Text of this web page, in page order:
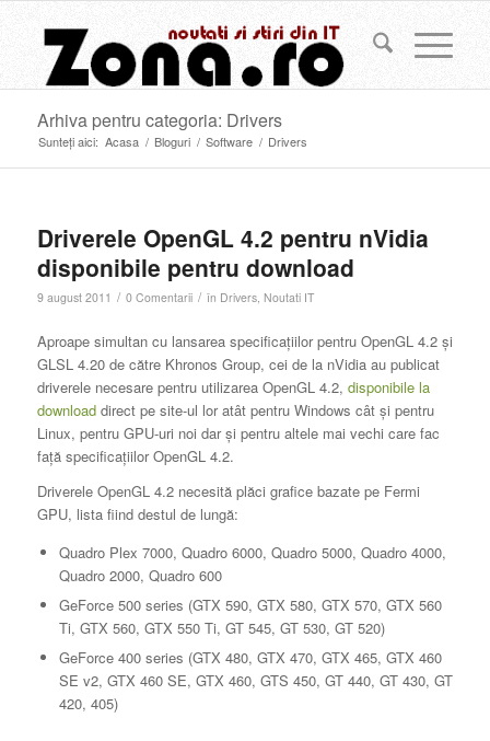
Arhiva pentru categoria: Drivers
Sunteți aici: Acasa / Bloguri / Software / Drivers
Driverele OpenGL 4.2 pentru nVidia
disponibile pentru download
9 august 2011 / 0 Comentarii / în Drivers, Noutati IT
Aproape simultan cu lansarea specificaţiilor pentru OpenGL 4.2 şi
GLSL 4.20 de către Khronos Group, cei de la nVidia au publicat
driverele necesare pentru utilizarea OpenGL 4.2, disponibile la
downloaddirect pe site-ul lor atât pentru Windows cât şi pentru
Linux, pentru GPU-uri noi dar şi pentru altele mai vechi care fac
faţă specificaţiilor OpenGL 4.2.
Driverele OpenGL 4.2 necesită plăci grafice bazate pe Fermi
GPU, lista fiind destul de lungă:
Quadro Plex 7000, Quadro 6000, Quadro 5000, Quadro 4000,
Quadro 2000, Quadro 600
GeForce 500 series (GTX 590, GTX 580, GTX 570, GTX 560
Ti, GTX 560, GTX 550 Ti, GT 545, GT 530, GT 520)
GeForce 400 series (GTX 480, GTX 470, GTX 465, GTX 460
SE v2, GTX 460 SE, GTX 460, GTS 450, GT 440, GT 430, GT
420, 405)